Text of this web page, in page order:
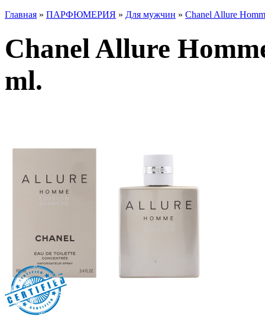
Главная » ПАРФЮМЕРИЯ » Для мужчин » Chanel Allure
Chanel Allure
ml.